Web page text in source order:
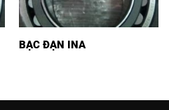
BẠC ĐẠN INA